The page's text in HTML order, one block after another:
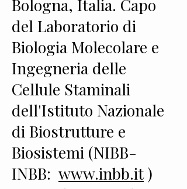
Bologna, Italia. Capo
del Laboratorio di
Biologia Molecolare e
Ingegneria delle
Cellule Staminali
dell'Istituto Nazionale
di Biostrutture e
Biosistemi (NIBB-
INBB: www.inbb.it)